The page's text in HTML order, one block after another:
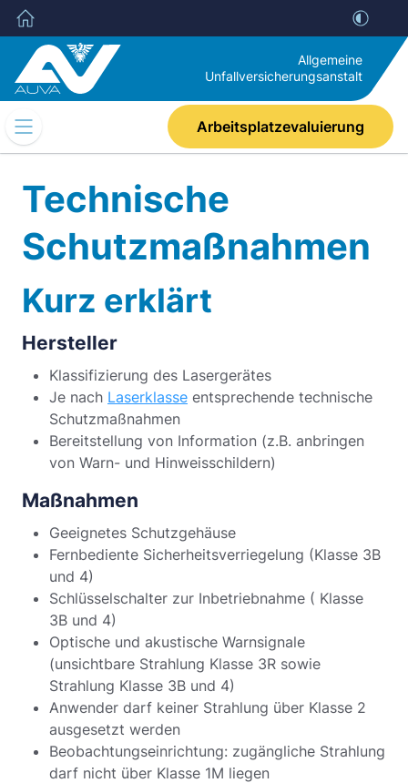
Allgemeine
Unfallversicherungsanstalt
Mobile
Navigation
Arbeitsplatzevaluierung
Technische
Schutzmaßnahmen
Kurz erklärt
Hersteller
Klassifizierung des Lasergerätes
Je nach Laserklasse entsprechende technische
Schutzmaßnahmen
Bereitstellung von Information (z.B. anbringen
von Warn- und Hinweisschildern)
Maßnahmen
Geeignetes Schutzgehäuse
Fernbediente Sicherheitsverriegelung (Klasse 3B
und 4)
Schlüsselschalter zur Inbetriebnahme ( Klasse
3B und 4)
Optische und akustische Warnsignale
(unsichtbare Strahlung Klasse 3R sowie
Strahlung Klasse 3B und 4)
Anwender darf keiner Strahlung über Klasse 2
ausgesetzt werden
Beobachtungseinrichtung: zugängliche Strahlung
darf nicht über Klasse 1M liegen